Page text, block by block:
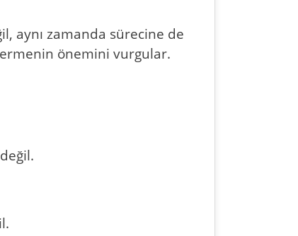
aynı zamanda sürecine de
önemini vurgular.